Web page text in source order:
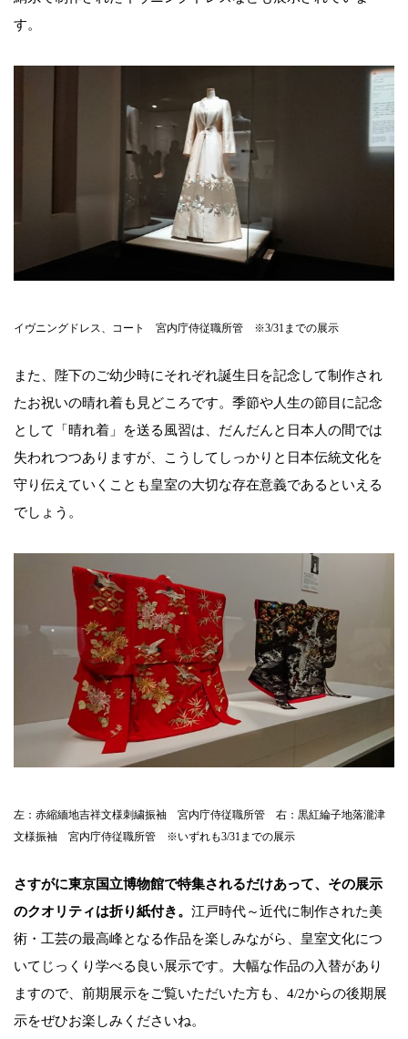
す。
イヴニングドレス、コート 宮内庁侍従職所管 ※3/31までの展示
また、陛下のご幼少時にそれぞれ誕生日を記念して制作され
たお祝いの晴れ着も見どころです。季節や人生の節目に記念
として「晴れ着」を送る風習は、だんだんと日本人の間では
失われつつありますが、こうしてしっかりと日本伝統文化を
守り伝えていくことも皇室の大切な存在意義であるといえる
でしょう。
左：赤縮緬地吉祥文様刺繍振袖 宮内庁侍従職所管 右：黒紅綸子地落瀧津
文様振袖 宮内庁侍従職所管 ※いずれも3/31までの展示
さすがに東京国立博物館で特集されるだけあって、その展示
のクオリティは折り紙付き。 江戸時代～近代に制作された美
術・工芸の最高峰となる作品を楽しみながら、皇室文化につ
いてじっくり学べる良い展示です。大幅な作品の入替があり
ますので、前期展示をご覧いただいた方も、4/2からの後期展
示をぜひお楽しみくださいね。